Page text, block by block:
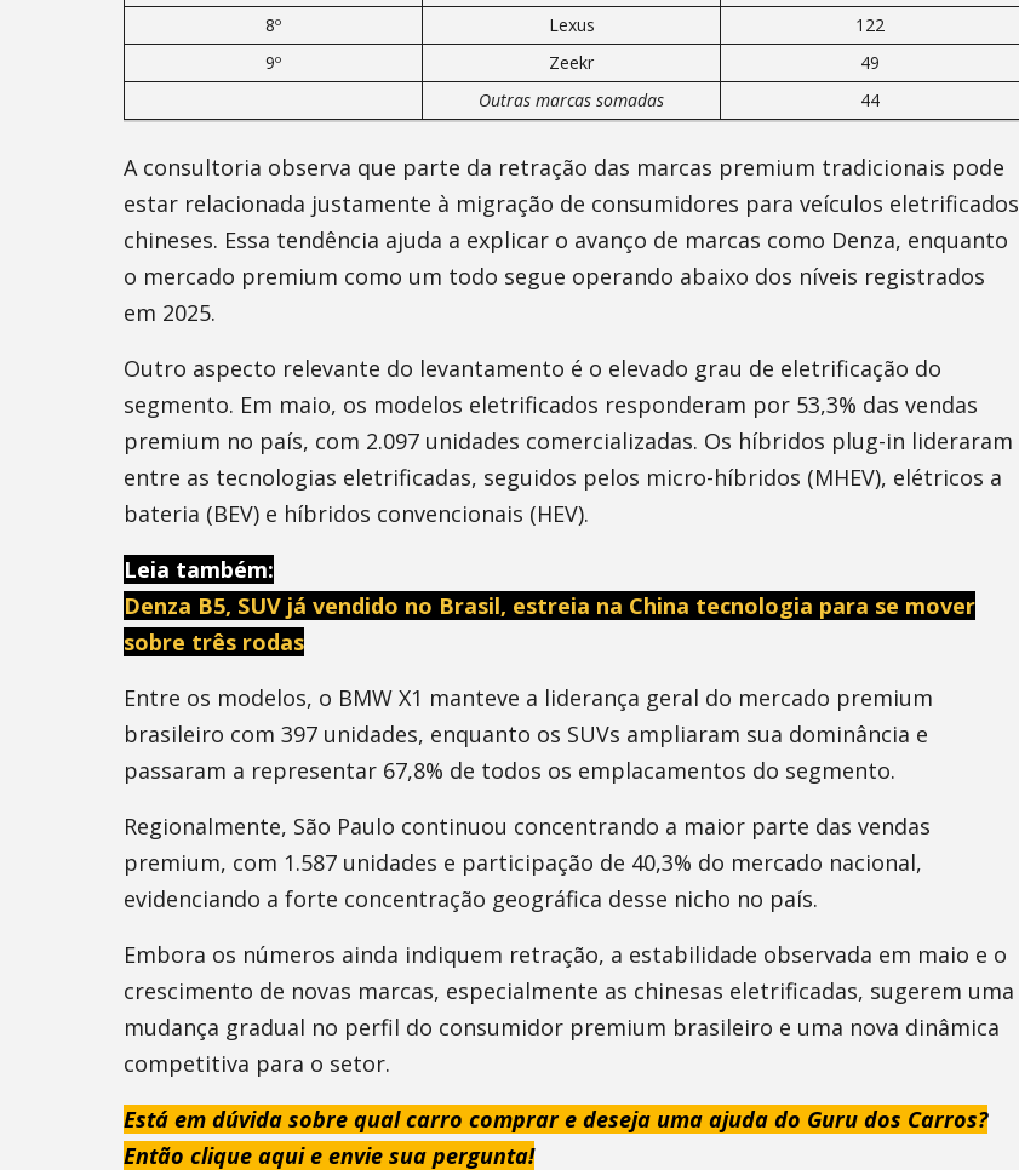
8º
Lexus
122
9º
Zeekr
49
Outras marcas somadas
44
A consultoria observa que parte da retração das marcas premium tradicionais pode
estar relacionada justamente à migração de consumidores para veículos eletrificados
chineses. Essa tendência ajuda a explicar o avanço de marcas como Denza, enquanto
o mercado premium como um todo segue operando abaixo dos níveis registrados
em 2025.
Outro aspecto relevante do levantamento é o elevado grau de eletrificação do
segmento. Em maio, os modelos eletrificados responderam por 53,3% das vendas
premium no país, com 2.097 unidades comercializadas. Os híbridos plug-in lideraram
entre as tecnologias eletrificadas, seguidos pelos micro-híbridos (MHEV), elétricos a
bateria (BEV) e híbridos convencionais (HEV).
Leia também:
Denza B5, SUV já vendido no Brasil, estreia na China tecnologia para se mover
sobre três rodas
Entre os modelos, o BMW X1 manteve a liderança geral do mercado premium
brasileiro com 397 unidades, enquanto os SUVs ampliaram sua dominância e
passaram a representar 67,8% de todos os emplacamentos do segmento.
Regionalmente, São Paulo continuou concentrando a maior parte das vendas
premium, com 1.587 unidades e participação de 40,3% do mercado nacional,
evidenciando a forte concentração geográfica desse nicho no país.
Embora os números ainda indiquem retração, a estabilidade observada em maio e o
crescimento de novas marcas, especialmente as chinesas eletrificadas, sugerem uma
mudança gradual no perfil do consumidor premium brasileiro e uma nova dinâmica
competitiva para o setor.
Está em dúvida sobre qual carro comprar e deseja uma ajuda do Guru dos Carros?
Então clique aqui e envie sua pergunta!